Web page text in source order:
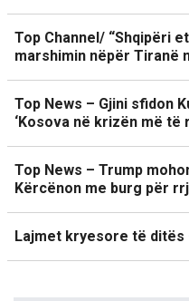
Top Channel/ “Shqipëri
marshimin nëpër Tiranë
Top News – Gjini sfidon
‘Kosova në krizën më të
Top News – Trump
Kërcënon me burg për
Lajmet kryesore të ditës